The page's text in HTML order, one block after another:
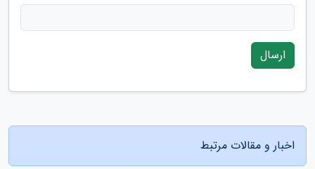
ارسال
اخبار و مقالات مرتبط